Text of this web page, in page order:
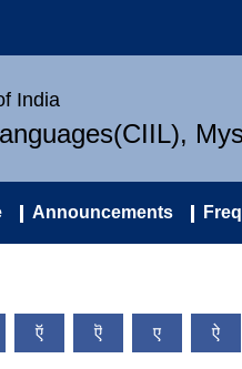
India
Announcements
ऍ ऎ ए ऐ